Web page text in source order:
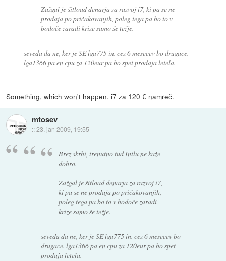
Zažgal je šitload denarja za razvoj i7, ki pa se ne
prodaja po pričakovanjih, poleg tega pa bo to v
bodoče zaradi krize samo še težje.
seveda da ne, ker je SE lga775 in. cez 6 mesecev bo drugace.
lga1366 pa en cpu za 120eur pa bo spet prodaja letela.
Something, which won't happen. i7 za 120 € namreč.
mtosev
::23. jan 2009, 19:55
Brez skrbi, trenutno tud Intlu ne kaže
dobro.
Zažgal je šitload denarja za razvoj i7,
ki pa se ne prodaja po pričakovanjih,
poleg tega pa bo to v bodoče zaradi
krize samo še težje.
seveda da ne, ker je SE lga775 in. cez 6 mesecev bo
drugace. lga1366 pa en cpu za 120eur pa bo spet
prodaja letela.